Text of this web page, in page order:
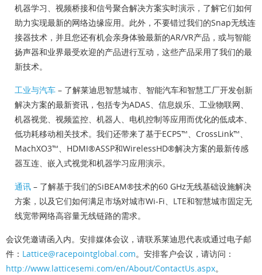
机器学习、视频桥接和信号聚合解决方案实时演示，了解它们如何
助力实现最新的网络边缘应用。此外，不要错过我们的Snap无线连
接器技术，并且您还有机会亲身体验最新的AR/VR产品，或与智能
扬声器和业界最受欢迎的产品进行互动，这些产品采用了我们的最
新技术。
工业与汽车 – 了解莱迪思智慧城市、智能汽车和智慧工厂开发创新
解决方案的最新资讯，包括专为ADAS、信息娱乐、工业物联网、
机器视觉、视频监控、机器人、电机控制等应用而优化的低成本、
低功耗移动相关技术。我们还带来了基于ECP5™、CrossLink™、
MachXO3™、HDMI®ASSP和WirelessHD®解决方案的最新传感
器互连、嵌入式视觉和机器学习应用演示。
通讯 – 了解基于我们的SiBEAM®技术的60 GHz无线基础设施解决
方案，以及它们如何满足市场对城市Wi-Fi、LTE和智慧城市固定无
线宽带网络高容量无线链路的需求。
会议凭邀请函入内。安排媒体会议，请联系莱迪思代表或通过电子邮
件： Lattice@racepointglobal.com。安排客户会议，请访问：
http://www.latticesemi.com/en/About/ContactUs.aspx。